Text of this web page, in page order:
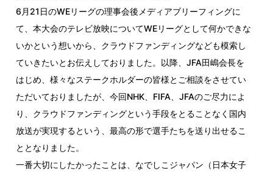
6月21日のWEリーグの理事会後メディアブリーフィングに
て、本大会のテレビ放映についてWEリーグとして何かできな
いかという想いから、クラウドファンディングなども模索し
ていきたいとお伝えしておりました。以降、JFA田嶋会長を
はじめ、様々なステークホルダーの皆様とご相談をさせてい
ただいておりましたが、今回NHK、FIFA、JFAのご尽力によ
り、クラウドファンディングという手段をとることなく国内
放送が実現するという、最高の形で選手たちを送り出せるこ
ととなりました。
一番大切にしたかったことは、なでしこジャパン（日本女子